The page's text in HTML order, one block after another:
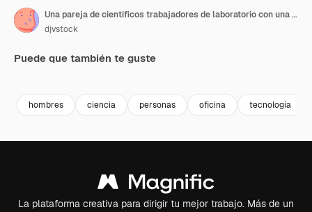
Una pareja de científicos trabajadores de laboratorio con una computadora portátil
djvstock
Puede que también te guste
hombres ciencia personas oficina tecnología
La plataforma creativa para dirigir tu mejor trabajo. Más de un